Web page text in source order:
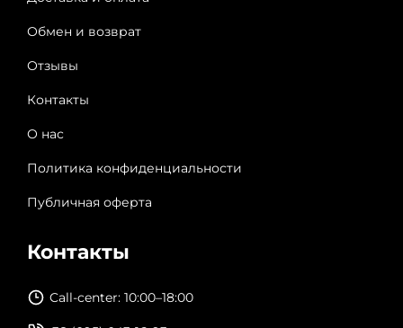
Обмен и возврат
Отзывы
Контакты
О нас
Политика конфиденциальности
Публичная оферта
Контакты
Call-center: 10:00–18:00